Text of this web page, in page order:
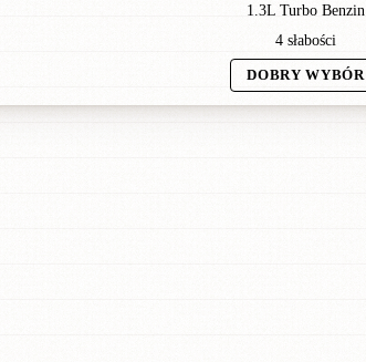
1.3L Turbo Benzin
4 słabości
DOBRY WYBÓR